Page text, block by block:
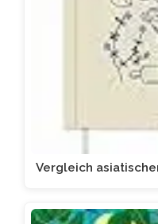
Vergleich